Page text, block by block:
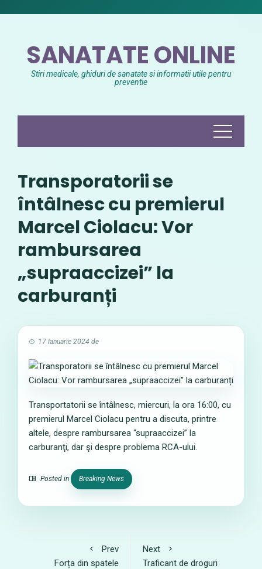
SANATATE ONLINE
Stiri medicale, ghiduri de sanatate si informatii utile pentru
preventie
Transporatorii se
întâlnesc cu premierul
Marcel Ciolacu: Vor
rambursarea
„supraaccizei” la
carburanți
17 Ianuarie 2024 de
Transportatorii se întâlnesc, miercuri, la ora 16:00, cu
premierul Marcel Ciolacu pentru a discuta, printre
altele, despre rambursarea “supraaccizei” la
carburanţi, dar şi despre problema RCA-ului.
Posted in Breaking News
Prev
Forța din spatele
Next
Traficant de droguri